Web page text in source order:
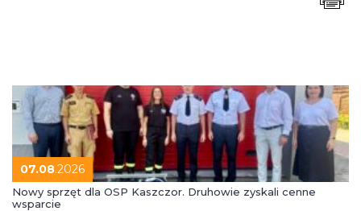
07.08.2026
Nowy sprzęt dla OSP Kaszczor. Druhowie zyskali cenne
wsparcie